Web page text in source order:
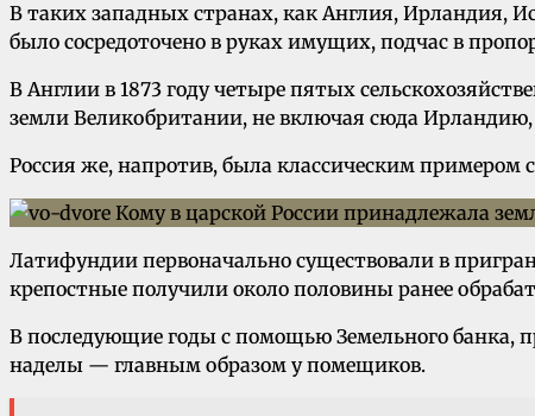
В таких западных странах, как Англия, Ирландия,
было сосредоточено в руках имущих, подчас в
В Англии в 1873 году четыре пятых
земли Великобритании, не включая сюда Ирландию,
Россия же, напротив, была классическим примером
Латифундии первоначально существовали в
крепостные получили около половины ранее
В последующие годы с помощью Земельного банка,
наделы — главным образом у помещиков.